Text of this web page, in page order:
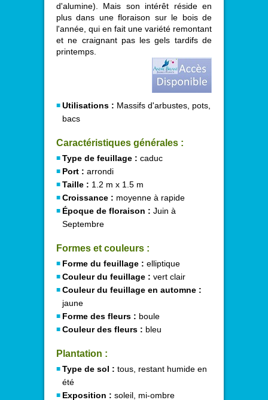
d'alumine). Mais son intérêt réside en
plus dans une floraison sur le bois de
l'année, qui en fait une variété remontant
et ne craignant pas les gels tardifs de
printemps.
Utilisations : Massifs d'arbustes, pots,
bacs
Caractéristiques générales :
Type de feuillage : caduc
Port : arrondi
Taille : 1.2 m x 1.5 m
Croissance : moyenne à rapide
Époque de floraison : Juin à
Septembre
Formes et couleurs :
Forme du feuillage : elliptique
Couleur du feuillage : vert clair
Couleur du feuillage en automne :
jaune
Forme des fleurs : boule
Couleur des fleurs : bleu
Plantation :
Type de sol : tous, restant humide en
été
Exposition : soleil, mi-ombre